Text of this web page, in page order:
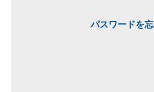
パスワードを